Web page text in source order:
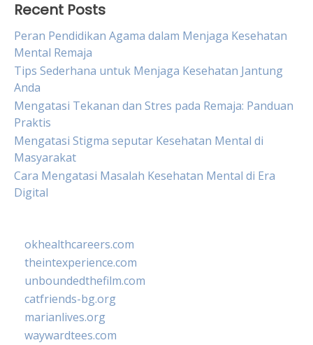
Recent Posts
Peran Pendidikan Agama dalam Menjaga Kesehatan
Mental Remaja
Tips Sederhana untuk Menjaga Kesehatan Jantung
Anda
Mengatasi Tekanan dan Stres pada Remaja: Panduan
Praktis
Mengatasi Stigma seputar Kesehatan Mental di
Masyarakat
Cara Mengatasi Masalah Kesehatan Mental di Era
Digital
okhealthcareers.com
theintexperience.com
unboundedthefilm.com
catfriends-bg.org
marianlives.org
waywardtees.com